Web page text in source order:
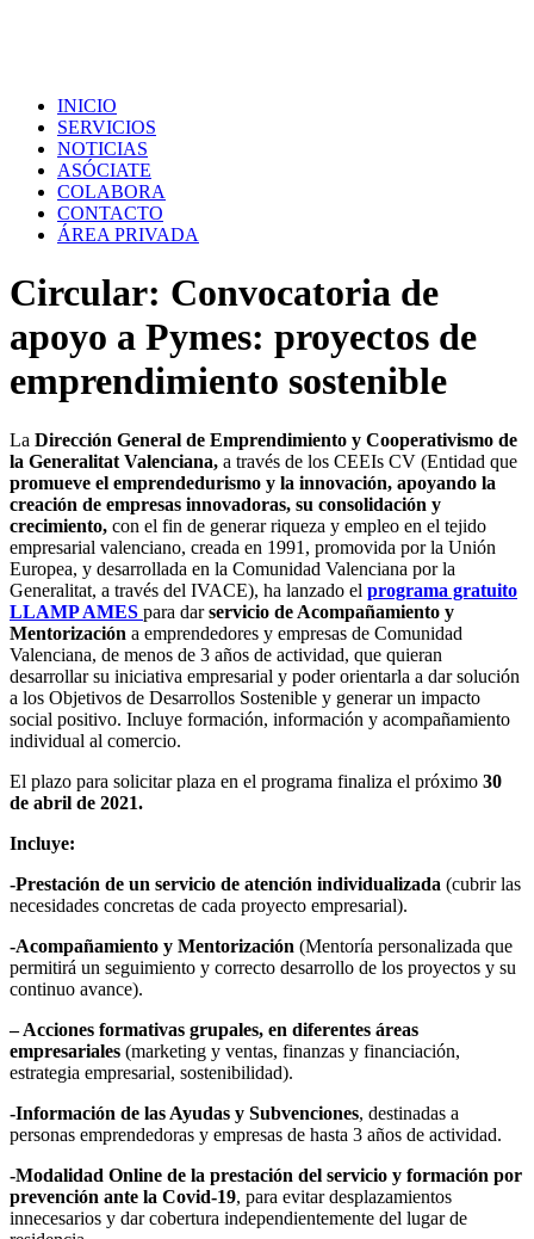
INICIO
SERVICIOS
NOTICIAS
ASÓCIATE
COLABORA
CONTACTO
ÁREA PRIVADA
Circular: Convocatoria de
apoyo a Pymes: proyectos de
emprendimiento sostenible
La Dirección General de Emprendimiento y Cooperativismo de
la Generalitat Valenciana, a través de los CEEIs CV (Entidad que
promueve el emprendedurismo y la innovación, apoyando la
creación de empresas innovadoras, su consolidación y
crecimiento, con el fin de generar riqueza y empleo en el tejido
empresarial valenciano, creada en 1991, promovida por la Unión
Europea, y desarrollada en la Comunidad Valenciana por la
Generalitat, a través del IVACE), ha lanzado el programa gratuito
LLAMP AMES para darservicio de Acompañamiento y
Mentorización a emprendedores y empresas de Comunidad
Valenciana, de menos de 3 años de actividad, que quieran
desarrollar su iniciativa empresarial y poder orientarla a dar solución
a los Objetivos de Desarrollos Sostenible y generar un impacto
social positivo. Incluye formación, información y acompañamiento
individual al comercio.
El plazo para solicitar plaza en el programa finaliza el próximo 30
de abril de 2021.
Incluye:
-Prestación de un servicio de atención individualizada (cubrir las
necesidades concretas de cada proyecto empresarial).
-Acompañamiento y Mentorización (Mentoría personalizada que
permitirá un seguimiento y correcto desarrollo de los proyectos y su
continuo avance).
– Acciones formativas grupales, en diferentes áreas
empresariales (marketing y ventas, finanzas y financiación,
estrategia empresarial, sostenibilidad).
-Información de las Ayudas y Subvenciones, destinadas a
personas emprendedoras y empresas de hasta 3 años de actividad.
-Modalidad Online de la prestación del servicio y formación por
prevención ante la Covid-19, para evitar desplazamientos
innecesarios y dar cobertura independientemente del lugar de